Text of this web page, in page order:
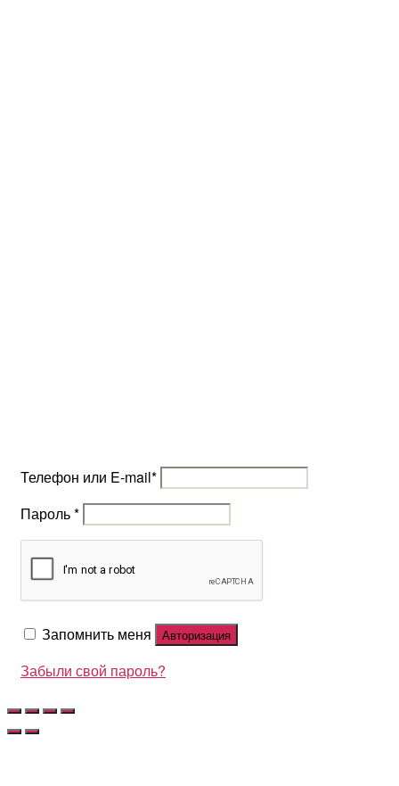
Телефон или E-mail*
Пароль*
Запомнить меня Авторизация
Забыли свой пароль?